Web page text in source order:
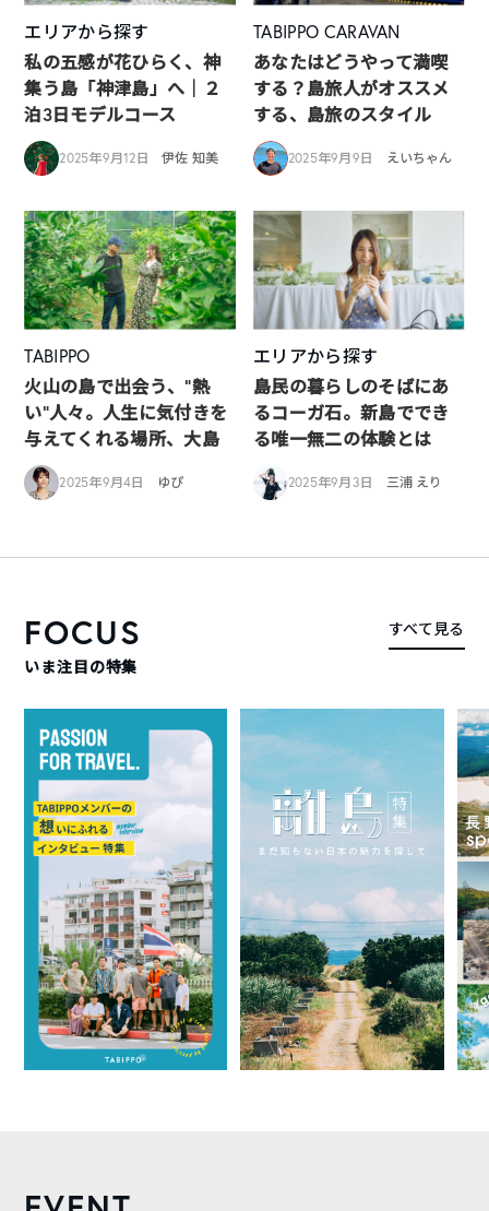
エリアから探す
私の五感が花ひらく、神
集う島「神津島」へ｜２
泊3日モデルコース
2025年9月12日 伊佐 知美
TABIPPO CARAVAN
あなたはどうやって満喫
する？島旅人がオススメ
する、島旅のスタイル
2025年9月9日 えいちゃん
TABIPPO
火山の島で出会う、“熱
い“人々。人生に気付きを
与えてくれる場所、大島
2025年9月4日 ゆぴ
エリアから探す
島民の暮らしのそばにあ
るコーガ石。新島ででき
る唯一無二の体験とは
2025年9月3日 三浦 えり
FOCUS
いま注目の特集
すべて見る